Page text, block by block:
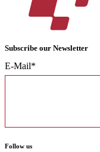
Subscribe our Newsletter
E-Mail*
Follow us